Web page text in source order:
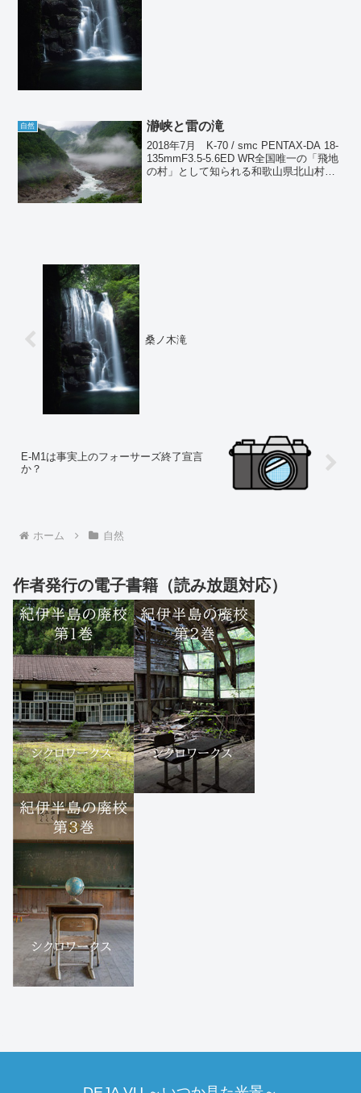
自然 瀞峡と雷の滝
2018年7月 K-70 / smc PENTAX-DA 18-
135mmF3.5-5.6ED WR全国唯一の「飛地
の村」として知られる和歌山県北山村。
桑ノ木滝
E-M1は事実上のフォーサーズ終了宣言
か？
ホーム 自然
作者発行の電子書籍（読み放題対応）